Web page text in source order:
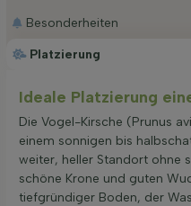
Platzierung
Besonderheiten
Ideale Platzierung
Die Vogel-Kirsche (Prunus
einem sonnigen bis
weiter, heller Standort ohne
schöne Krone und guten
tiefgründiger Boden, der